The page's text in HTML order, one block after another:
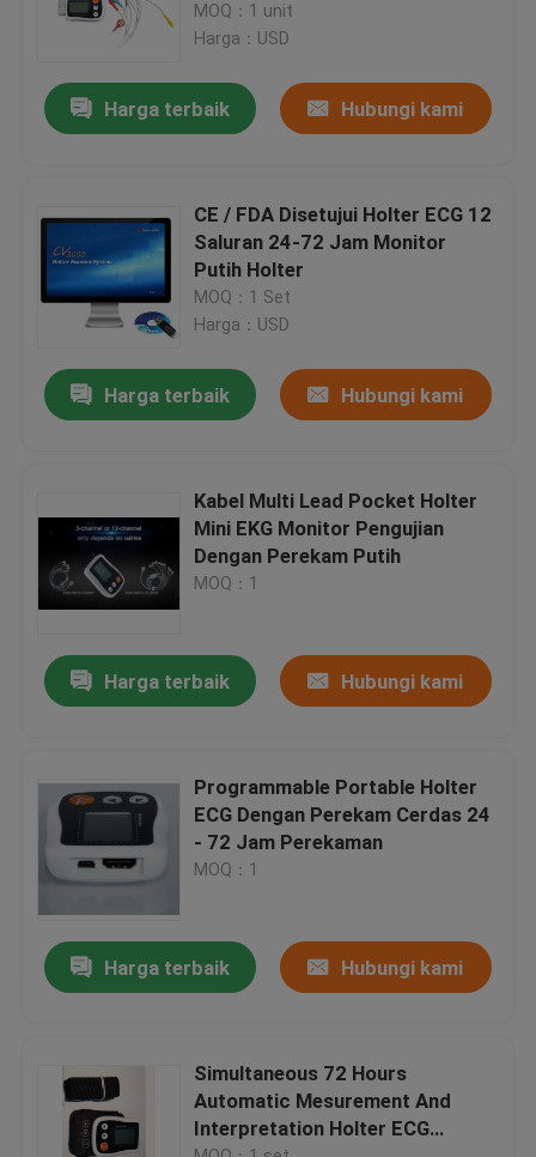
Produk
Tentang kami
Tur Pabrik
Hubungi kami
Permintaan Penawaran
Company News
Mesin EKG Nirkabel
Mesin EKG Genggam
MOQ：1 unit
Harga：USD
Harga terbaik Hubungi kami
CE / FDA Disetujui Holter ECG 12
Saluran 24-72 Jam Monitor
Putih Holter
MOQ：1 Set
Harga：USD
Harga terbaik Hubungi kami
Kabel Multi Lead Pocket Holter
Mini EKG Monitor Pengujian
Dengan Perekam Putih
MOQ：1
Harga terbaik Hubungi kami
Programmable Portable Holter
ECG Dengan Perekam Cerdas 24
- 72 Jam Perekaman
MOQ：1
Harga terbaik Hubungi kami
Simultaneous 72 Hours
Automatic Mesurement And
Interpretation Holter ECG